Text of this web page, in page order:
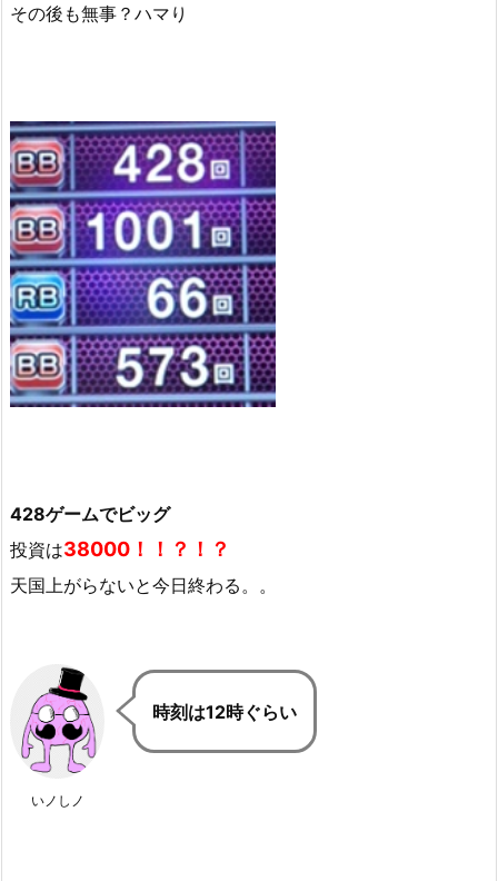
その後も無事？ハマり
428ゲームでビッグ
投資は38000！！？！？
天国上がらないと今日終わる。。
いノしノ
時刻は12時ぐらい